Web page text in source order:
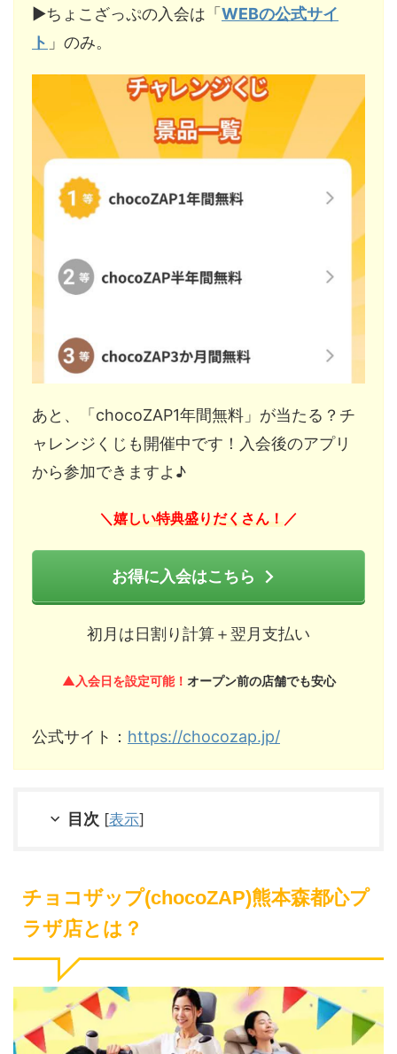
▶︎ちょこざっぷの入会は「WEBの公式サイ
ト 」のみ。
あと、「chocoZAP1年間無料」が当たる？チ
ャレンジくじも開催中です！入会後のアプリ
から参加できますよ♪
＼嬉しい特典盛りだくさん！／
お得に入会はこちら
初月は日割り計算＋翌月支払い
▲入会日を設定可能！ オープン前の店舗でも安心
公式サイト： https://chocozap.jp/
目次 [表示]
チョコザップ(chocoZAP)熊本森都心プ
ラザ店とは？